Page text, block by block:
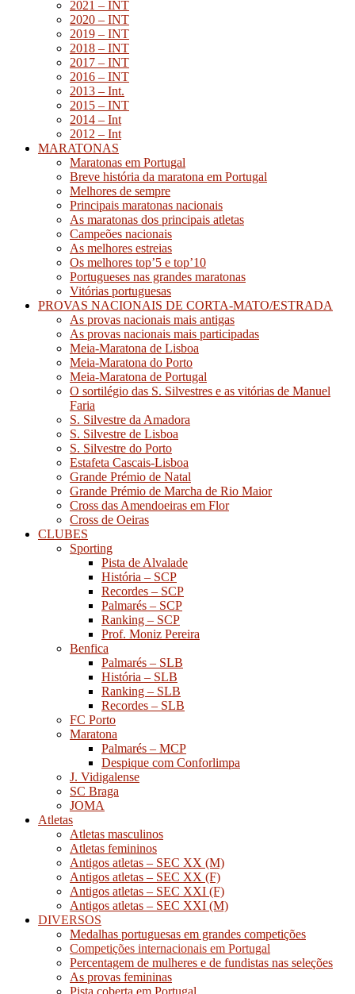
2021 – INT
2020 – INT
2019 – INT
2018 – INT
2017 – INT
2016 – INT
2013 – Int.
2015 – INT
2014 – Int
2012 – Int
MARATONAS
Maratonas em Portugal
Breve história da maratona em Portugal
Melhores de sempre
Principais maratonas nacionais
As maratonas dos principais atletas
Campeões nacionais
As melhores estreias
Os melhores top’5 e top’10
Portugueses nas grandes maratonas
Vitórias portuguesas
PROVAS NACIONAIS DE CORTA-MATO/ESTRADA
As provas nacionais mais antigas
As provas nacionais mais participadas
Meia-Maratona de Lisboa
Meia-Maratona do Porto
Meia-Maratona de Portugal
O sortilégio das S. Silvestres e as vitórias de Manuel
Faria
S. Silvestre da Amadora
S. Silvestre de Lisboa
S. Silvestre do Porto
Estafeta Cascais-Lisboa
Grande Prémio de Natal
Grande Prémio de Marcha de Rio Maior
Cross das Amendoeiras em Flor
Cross de Oeiras
CLUBES
Sporting
Pista de Alvalade
História – SCP
Recordes – SCP
Palmarés – SCP
Ranking – SCP
Prof. Moniz Pereira
Benfica
Palmarés – SLB
História – SLB
Ranking – SLB
Recordes – SLB
FC Porto
Maratona
Palmarés – MCP
Despique com Conforlimpa
J. Vidigalense
SC Braga
JOMA
Atletas
Atletas masculinos
Atletas femininos
Antigos atletas – SEC XX (M)
Antigos atletas – SEC XX (F)
Antigos atletas – SEC XXI (F)
Antigos atletas – SEC XXI (M)
DIVERSOS
Medalhas portuguesas em grandes competições
Competições internacionais em Portugal
Percentagem de mulheres e de fundistas nas seleções
As provas femininas
Pista coberta em Portugal